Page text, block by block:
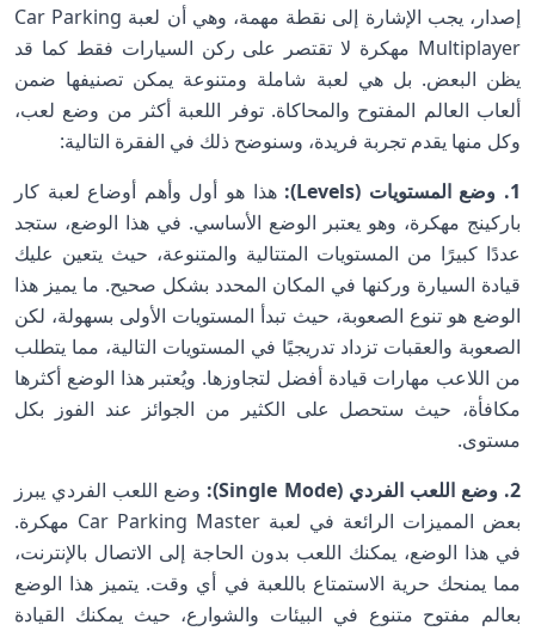
إصدار، يجب الإشارة إلى نقطة مهمة، وهي أن لعبة Car Parking
Multiplayer مهكرة لا تقتصر على ركن السيارات فقط كما قد
يظن البعض. بل هي لعبة شاملة ومتنوعة يمكن تصنيفها ضمن
ألعاب العالم المفتوح والمحاكاة. توفر اللعبة أكثر من وضع لعب،
وكل منها يقدم تجربة فريدة، وسنوضح ذلك في الفقرة التالية:
1. وضع المستويات (Levels):
هذا هو أول وأهم أوضاع لعبة كار
باركينج مهكرة، وهو يعتبر الوضع الأساسي. في هذا الوضع، ستجد
عددًا كبيرًا من المستويات المتتالية والمتنوعة، حيث يتعين عليك
قيادة السيارة وركنها في المكان المحدد بشكل صحيح. ما يميز هذا
الوضع هو تنوع الصعوبة، حيث تبدأ المستويات الأولى بسهولة، لكن
الصعوبة والعقبات تزداد تدريجيًا في المستويات التالية، مما يتطلب
من اللاعب مهارات قيادة أفضل لتجاوزها. ويُعتبر هذا الوضع أكثرها
مكافأة، حيث ستحصل على الكثير من الجوائز عند الفوز بكل
مستوى.
2. وضع اللعب الفردي (Single Mode):
وضع اللعب الفردي يبرز
بعض المميزات الرائعة في لعبة Car Parking Master مهكرة.
في هذا الوضع، يمكنك اللعب بدون الحاجة إلى الاتصال بالإنترنت،
مما يمنحك حرية الاستمتاع باللعبة في أي وقت. يتميز هذا الوضع
بعالم مفتوح متنوع في البيئات والشوارع، حيث يمكنك القيادة